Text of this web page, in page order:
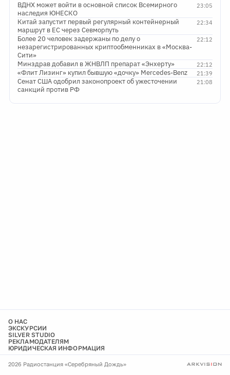
23:05
ВДНХ может войти в основной список Всемирного
наследия ЮНЕСКО
22:34
Китай запустит первый регулярный контейнерный
маршрут в ЕС через Севморпуть
22:12
Более 20 человек задержаны по делу о
незарегистрированных криптообменниках в «Москва-
Сити»
22:12
Минздрав добавил в ЖНВЛП препарат «Энхерту»
21:39
«Флит Лизинг» купил бывшую «дочку» Mercedes-Benz
21:08
Сенат США одобрил законопроект об ужесточении
санкций против РФ
О НАС
ЭКСКУРСИИ
SILVER STUDIO
РЕКЛАМОДАТЕЛЯМ
ЮРИДИЧЕСКАЯ ИНФОРМАЦИЯ
2026 Радиостанция «Серебряный Дождь»